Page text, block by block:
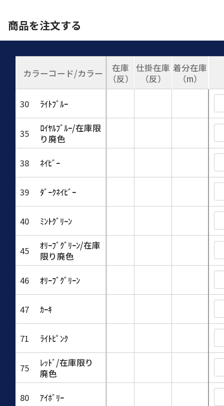
商品を注文する
カラーコード/カラー
在庫
（反）
仕掛在庫
（反）
着分在庫
（m）
30 ﾗｲﾄﾌﾞﾙｰ
35
ﾛｲﾔﾙﾌﾞﾙｰ/在庫限
り廃色
38
ﾈｲﾋﾞｰ
39 ﾀﾞｰｸﾈｲﾋﾞｰ
40 ﾐﾝﾄｸﾞﾘｰﾝ
45
ｵﾘｰﾌﾞｸﾞﾘｰﾝ/在庫
限り廃色
46
ｵﾘｰﾌﾞｸﾞﾘｰﾝ
47 ｶｰｷ
71 ﾗｲﾄﾋﾟﾝｸ
75
ﾚｯﾄﾞ/在庫限り
廃色
80
ｱｲﾎﾞﾘｰ